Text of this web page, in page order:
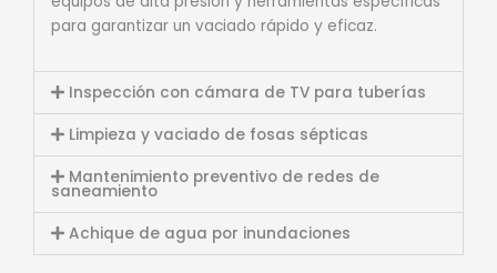
para garantizar un vaciado rápido y eficaz.
Inspección con cámara de TV para tuberías
Limpieza y vaciado de fosas sépticas
Mantenimiento preventivo de redes de
saneamiento
Achique de agua por inundaciones